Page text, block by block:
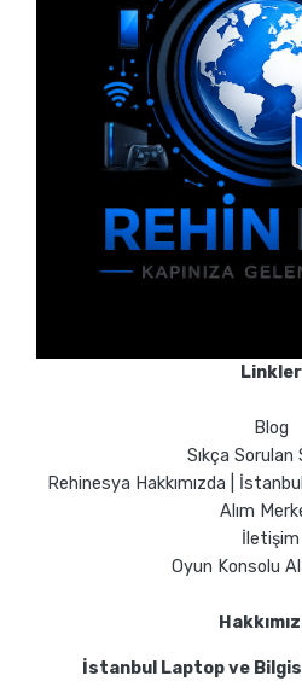
Linkler
Blog
Sıkça Sorulan
Rehinesya Hakkımızda |
Alım
İletişim
Oyun Konsolu
İstanbul Laptop ve